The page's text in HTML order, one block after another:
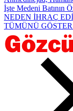
İşte Medeni Batının
NEDEN İHRAÇ
TÜMÜNÜ